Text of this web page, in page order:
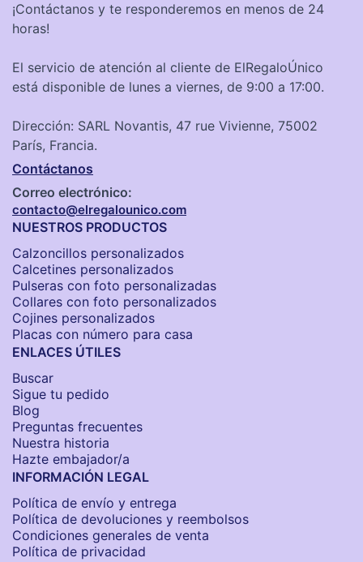
¡Contáctanos y te responderemos en menos de 24
horas!
El servicio de atención al cliente de ElRegaloÚnico
está disponible de lunes a viernes, de 9:00 a 17:00.
Dirección: SARL Novantis, 47 rue Vivienne, 75002
París, Francia.
Contáctanos
Correo electrónico:
contacto@elregalounico.com
NUESTROS PRODUCTOS
Calzoncillos personalizados​
Calcetines personalizados
Pulseras con foto personalizadas
Collares con foto personalizados
Cojines personalizados
Placas con número para casa
ENLACES ÚTILES
Buscar
Sigue tu pedido
Blog
Preguntas frecuentes
Nuestra historia
Hazte embajador/a
INFORMACIÓN LEGAL
Política de envío y entrega
Política de devoluciones y reembolsos
Condiciones generales de venta
Política de privacidad